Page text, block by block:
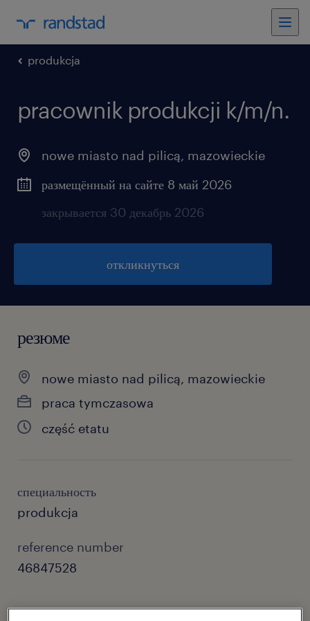
produkcja
pracownik produkcji k/m/n.
nowe miasto nad pilicą, mazowieckie
размещённый на сайте 8 май 2026
закрывается 30 декабрь 2026
откликнуться
резюме
nowe miasto nad pilicą, mazowieckie
praca tymczasowa
część etatu
специальность
produkcja
reference number
46847528